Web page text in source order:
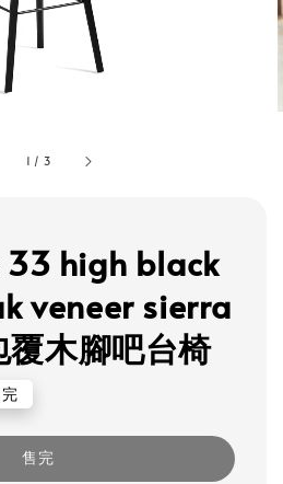
1 / 3
33 high black
veneer sierra
覆木腳吧台椅
售完